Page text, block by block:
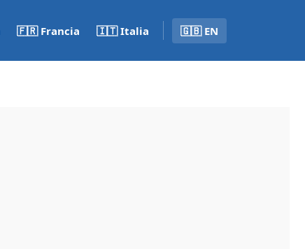
🇫🇷 Francia 🇮🇹 Italia 🇬🇧 EN